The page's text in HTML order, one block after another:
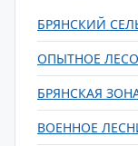
БРЯНСКИЙ
ОПЫТНОЕ
БРЯНСКАЯ
ВОЕННОЕ